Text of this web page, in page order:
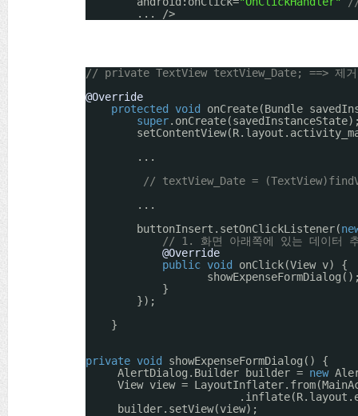
... />
// private TextView textView_Date; ==> 제거
@Override
protected void
onCreate(Bundle
super
...
// textView_Date =
...
buttonInsert.setOnClickListener(
// 1. 화면 아래쪽에 있는 데이터
@Override
public void
onClick(View v) {
}
});
}
private void
showExpenseFormDialog() {
AlertDialog.Builder builder = new
View view =
builder.setView(view);